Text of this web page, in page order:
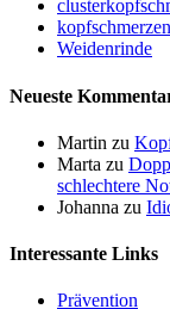
Weidenrinde
Neueste
Martin zu
Marta zu
schlechtere
Johanna zu
Interessante Links
Prävention